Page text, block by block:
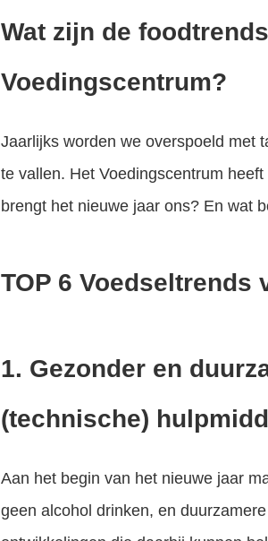
Wat zijn de
Voedingscentrum?
Jaarlijks worden we overspoeld met
te vallen. Het Voedingscentrum
brengt het nieuwe jaar ons? En wat
TOP 6 Voedseltrends
1. Gezonder en
(technische)
Aan het begin van het nieuwe jaar
geen alcohol drinken, en